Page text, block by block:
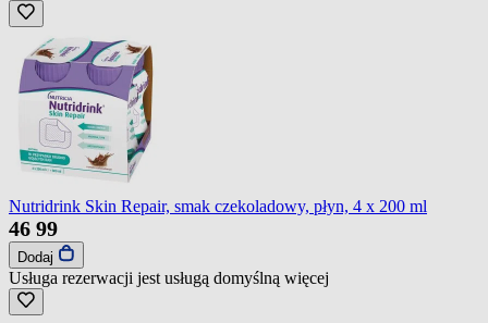
Nutridrink Skin Repair, smak czekoladowy, płyn, 4 x 200 ml
46 99
Dodaj
Usługa rezerwacji jest usługą domyślną więcej